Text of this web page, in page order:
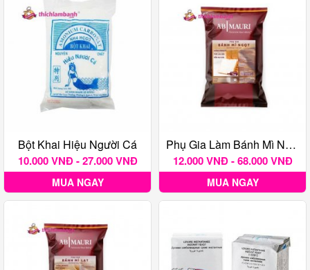
Bột Khai Hiệu Người Cá
10.000 VNĐ - 27.000 VNĐ
MUA NGAY
Phụ Gia Làm Bánh Mì Ngọt Mauri
12.000 VNĐ - 68.000 VNĐ
MUA NGAY